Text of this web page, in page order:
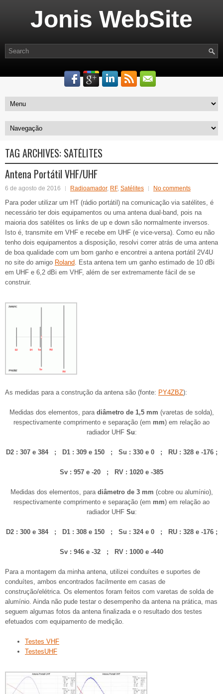
Jonis WebSite
TAG ARCHIVES: SATÉLITES
Antena Portátil VHF/UHF
6 de agosto de 2016 Radioamador, RF, Satélites No comments
Para poder utilizar um HT (rádio portátil) na comunicação via satélites, é
necessário ter dois equipamentos ou uma antena dual-band, pois na
maioria dos satélites os links de up e down são normalmente inversos.
Isto é, transmite em VHF e recebe em UHF (e vice-versa). Como eu não
tenho dois equipamentos a disposição, resolvi correr atrás de uma antena
de boa qualidade com um bom ganho e encontrei a antena portátil 2V4U
no site do amigo Roland. Esta antena tem um ganho estimado de 10 dBi
em UHF e 6,2 dBi em VHF, além de ser extremamente fácil de se
construir.
As medidas para a construção da antena são (fonte: PY4ZBZ):
Medidas dos elementos, para diâmetro de 1,5 mm (varetas de solda),
respectivamente comprimento e separação (em mm) em relação ao
radiador UHF Su:
D2 : 307 e 384 ; D1 : 309 e 150 ; Su : 330 e 0 ; RU : 328 e -176 ;
Sv : 957 e -20 ; RV : 1020 e -385
Medidas dos elementos, para diâmetro de 3 mm (cobre ou alumínio),
respectivamente comprimento e separação (em mm) em relação ao
radiador UHF Su:
D2 : 300 e 384 ; D1 : 308 e 150 ; Su : 324 e 0 ; RU : 328 e -176 ;
Sv : 946 e -32 ; RV : 1000 e -440
Para a montagem da minha antena, utilizei conduítes e suportes de
conduítes, ambos encontrados facilmente em casas de
construção/elétrica. Os elementos foram feitos com varetas de solda de
alumínio. Ainda não pude testar o desempenho da antena na prática, mas
seguem algumas fotos da antena finalizada e o resultado dos testes
efetuados com equipamento de medição.
Testes VHF
TestesUHF